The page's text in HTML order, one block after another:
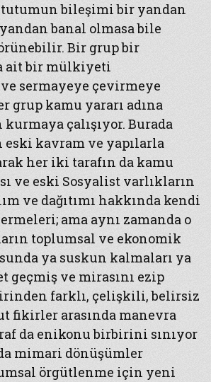
bileşimi bir yandan
banal olmasa bile
Bir grup bir
ait bir mülkiyeti
sermayeye çevirmeye
grup kamu yararı adına
çalışıyor. Burada
eski kavram ve yapılarla
her iki tarafın da kamu
ve eski Sosyalist varlıkların
ve dağıtımı hakkında kendi
ama aynı zamanda o
toplumsal ve ekonomik
ya suskun kalmaları ya
geçmiş ve mirasını ezip
farklı, çelişkili, belirsiz
fikirler arasında manevra
da enikonu birbirini sınıyor
mimari dönüşümler
örgütlenme için yeni